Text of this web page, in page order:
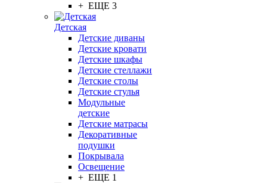
+ ЕЩЕ 3
Детская
Детские диваны
Детские кровати
Детские шкафы
Детские стеллажи
Детские столы
Детские стулья
Модульные
детские
Детские матрасы
Декоративные
подушки
Покрывала
Освещение
+ ЕЩЕ 1